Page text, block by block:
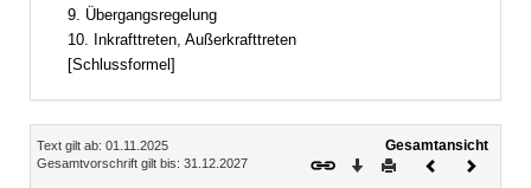
9. Übergangsregelung
10. Inkrafttreten, Außerkrafttreten
[Schlussformel]
Inhalt
Text gilt ab: 01.11.2025
Gesamtvorschrift gilt bis: 31.12.2027
Gesamtansicht
Download
DruckenVorheriges